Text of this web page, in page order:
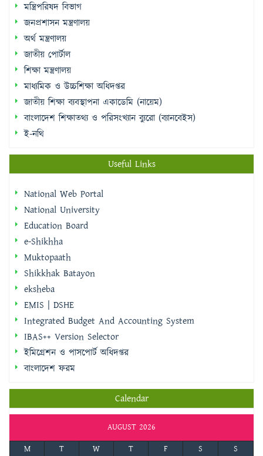
মন্ত্রিপরিষদ বিভাগ
জনপ্রশাসন মন্ত্রণালয়
অর্থ মন্ত্রণালয়
জাতীয় পোর্টাল
শিক্ষা মন্ত্রণালয়
মাধ্যমিক ও উচ্চশিক্ষা অধিদপ্তর
জাতীয় শিক্ষা ব্যবস্থাপনা একাডেমি (নায়েম)
বাংলাদেশ শিক্ষাতথ্য ও পরিসংখ্যান ব্যুরো (ব্যানবেইস)
ই-নথি
Useful Links
National Web Portal
National University
Education Board
e-Shikhha
Muktopaath
Shikkhak Batayon
eksheba
EMIS | DSHE
Integrated Budget And Accounting System
IBAS++ Version Selector
ইমিগ্রেশন ও পাসপোর্ট অধিদপ্তর
বাংলাদেশ ফরম
Calendar
AUGUST 2026
M
T W T F S S